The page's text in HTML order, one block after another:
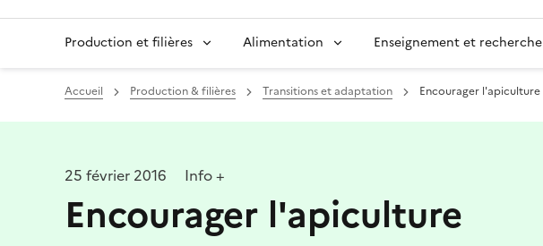
Production et filières Alimentation Enseignement et recherche
Accueil Production & filières Transitions et adaptation Encourager l'apiculture
25 février 2016 Info +
Encourager l'apiculture